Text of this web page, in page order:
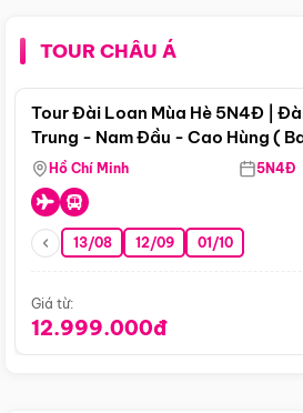
TOUR CHÂU Á
Tour Đài Loan Mùa Hè 5N4Đ |
Trung - Nam Đầu - Cao Hùng (
Hồ Chí Minh 5N4Đ
13/08 12/09 01/10
Giá từ:
12.999.000đ